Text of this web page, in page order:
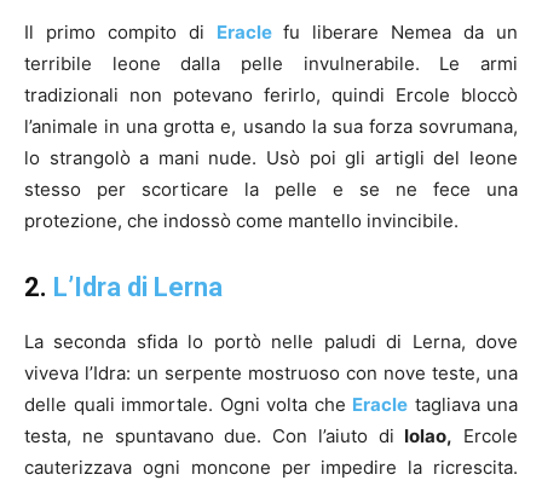
Il primo compito di Eraclefu liberare Nemea da un
terribile leone dalla pelle invulnerabile. Le armi
tradizionali non potevano ferirlo, quindi Ercole bloccò
l’animale in una grotta e, usando la sua forza sovrumana,
lo strangolò a mani nude. Usò poi gli artigli del leone
stesso per scorticare la pelle e se ne fece una
protezione, che indossò come mantello invincibile.
2. L’Idra di Lerna
La seconda sfida lo portò nelle paludi di Lerna, dove
viveva l’Idra: un serpente mostruoso con nove teste, una
delle quali immortale. Ogni volta che Eracle tagliava una
testa, ne spuntavano due. Con l’aiuto di Iolao, Ercole
cauterizzava ogni moncone per impedire la ricrescita.